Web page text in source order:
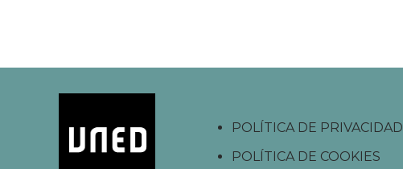
POLÍTICA DE PRIVACIDAD
POLÍTICA DE COOKIES